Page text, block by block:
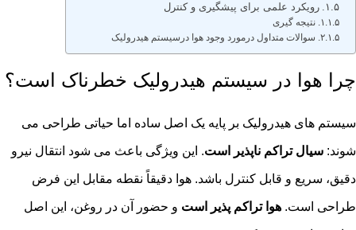
رویکرد علمی برای پیشگیری و کنترل
نتیجه گیری
سوالات متداول درمورد وجود هوا درسیستم هیدرولیک
چرا هوا در سیستم هیدرولیک خطرناک است؟
سیستم های هیدرولیک بر پایه یک اصل ساده اما حیاتی طراحی می
شوند: سیال تراکم ناپذیر است. این ویژگی باعث می شود انتقال نیرو
دقیق، سریع و قابل کنترل باشد. هوا دقیقاً نقطه مقابل این فرض
طراحی است. هوا تراکم پذیر است و حضور آن در روغن، این اصل